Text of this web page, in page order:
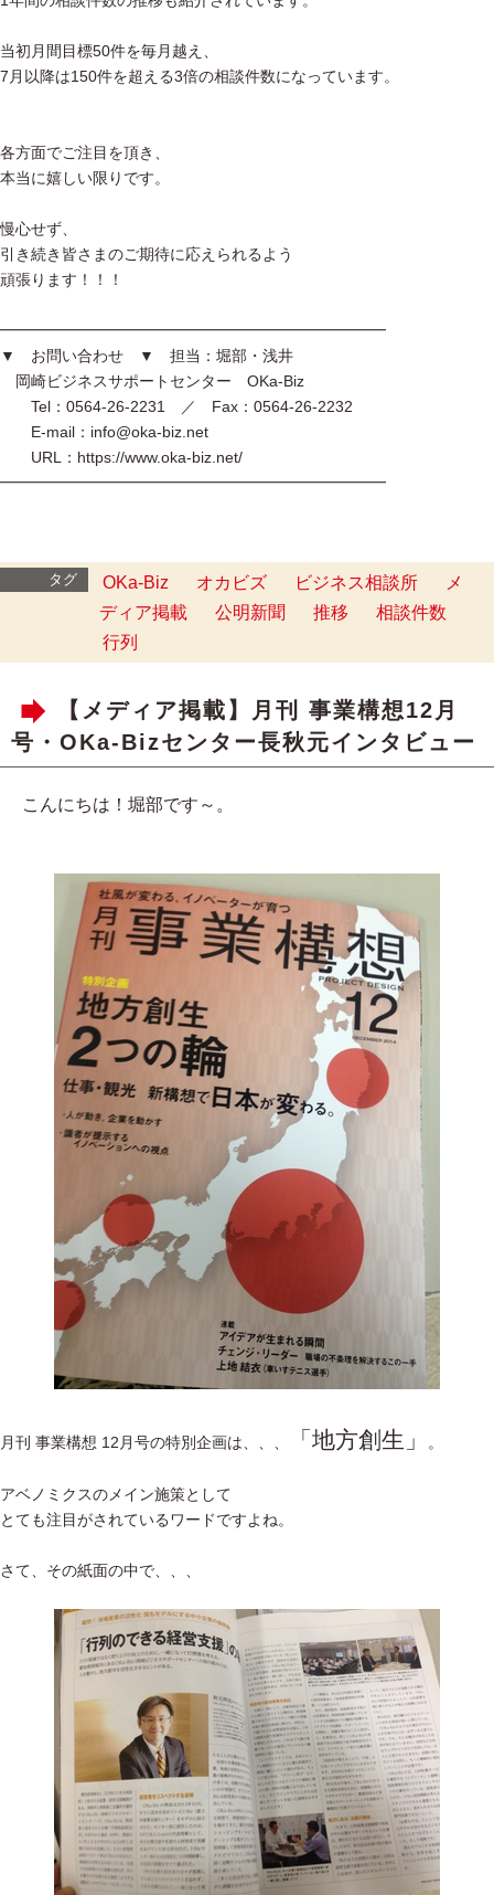
当初月間目標50件を毎月越え、
7月以降は150件を超える3倍の相談件数になっています。
各方面でご注目を頂き、
本当に嬉しい限りです。
慢心せず、
引き続き皆さまのご期待に応えられるよう
頑張ります！！！
━━━━━━━━━━━━━━━━━━━━━━━━━
▼ お問い合わせ ▼ 担当：堀部・浅井
岡崎ビジネスサポートセンター OKa-Biz
Tel：0564-26-2231 ／ Fax：0564-26-2232
E-mail：info@oka-biz.net
URL：https://www.oka-biz.net/
━━━━━━━━━━━━━━━━━━━━━━━━━
タグ OKa-Biz オカビズ ビジネス相談所
メ
ディア掲載
公明新聞 推移
相談件数
行列
【メディア掲載】月刊 事業構想12月
号・OKa-Bizセンター長秋元インタビュー
こんにちは！堀部です～。
月刊 事業構想 12月号の特別企画は、、、 「地方創生」 。
アベノミクスのメイン施策として
とても注目がされているワードですよね。
さて、その紙面の中で、、、